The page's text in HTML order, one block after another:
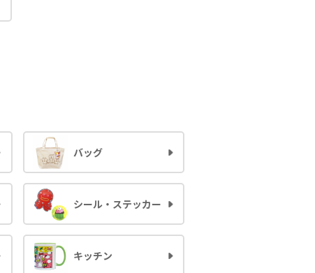
バッグ
シール・ステッカー
キッチン